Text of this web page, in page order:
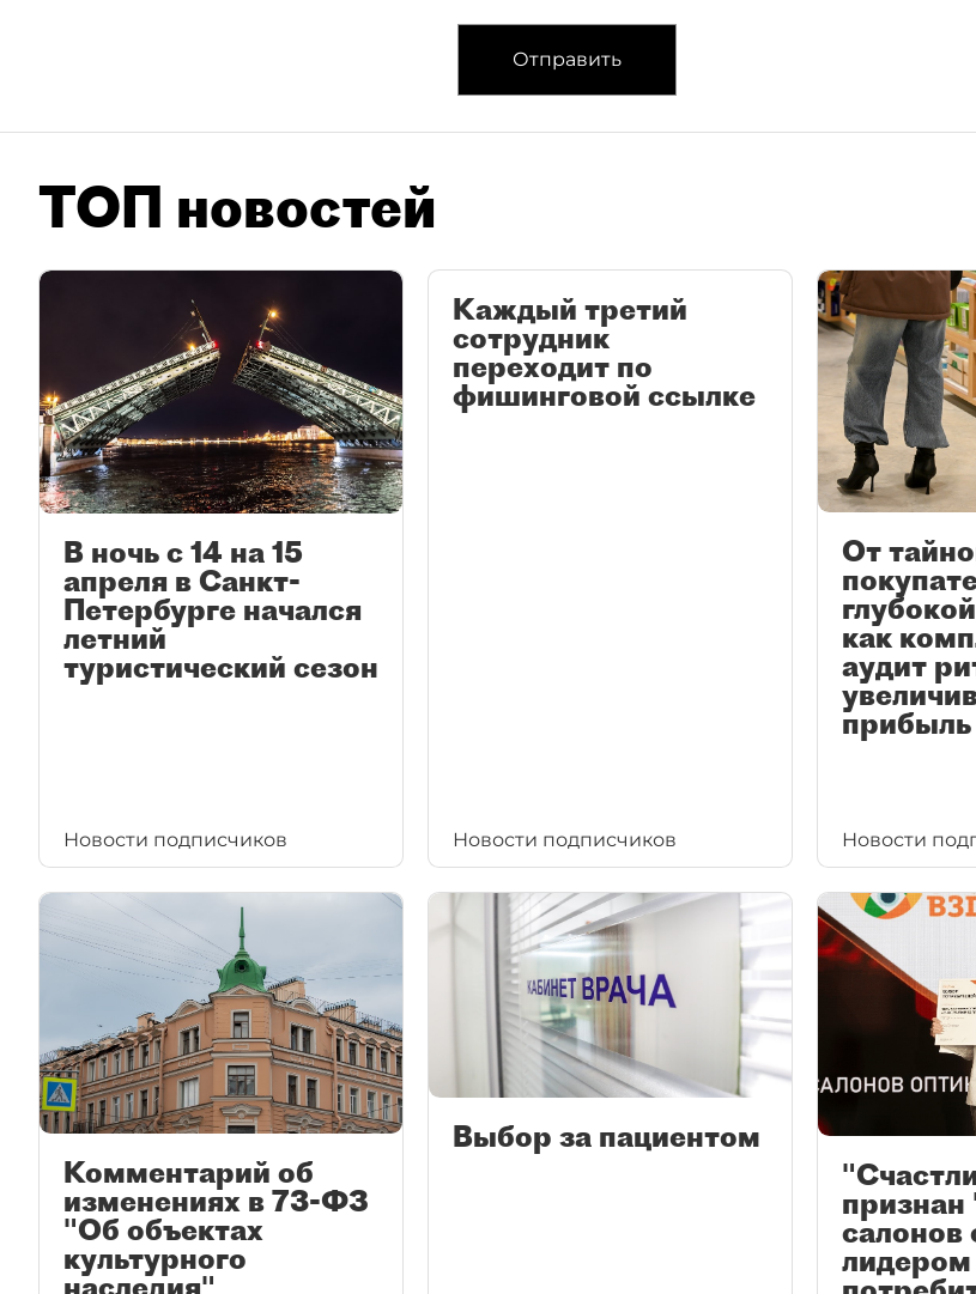
Отправить
ТОП новостей
В ночь с 14 на 15
апреля в Санкт-
Петербурге начался
летний
туристический сезон
Новости подписчиков
Каждый третий
сотрудник
переходит по
фишинговой ссылке
Новости подписчиков
От
как
аудит
прибыль
Новости
Комментарий об
изменениях в 73-ФЗ
"Об объектах
культурного
Выбор за пациентом
салонов
лидером